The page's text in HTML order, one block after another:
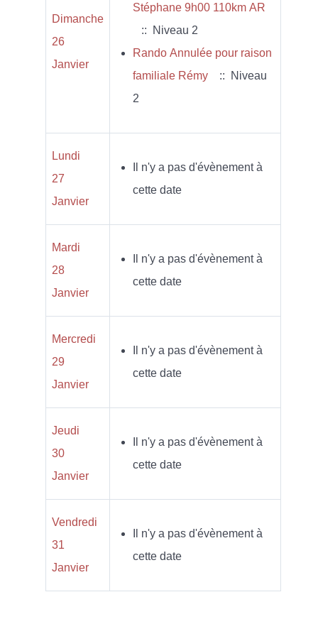
Dimanche
26
Janvier
Stéphane 9h00 110km AR
:: Niveau 2
Rando Annulée pour raison
familiale Rémy
:: Niveau
2
Lundi
27
Janvier
Il n'y a pas d'évènement à
cette date
Mardi
28
Janvier
Il n'y a pas d'évènement à
cette date
Mercredi
29
Janvier
Il n'y a pas d'évènement à
cette date
Jeudi
30
Janvier
Il n'y a pas d'évènement à
cette date
Vendredi
31
Janvier
Il n'y a pas d'évènement à
cette date